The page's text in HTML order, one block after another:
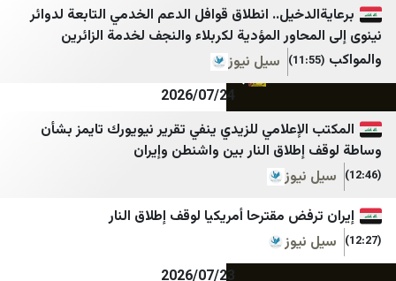
مرکز اسناد انقلاب اسلامی
مسیح علی‌نژاد
جنگ پژوهی
إختيار
مكان
انطلاق قوافل الدعم الخدمي التابعة لدوائر
المؤدية لكربلاء والنجف لخدمة الزائرين
سيل نيوز
للزيدي ينفي تقرير نيويورك تايمز بشأن
النار بين واشنطن وإيران
مقترحا أمريكيا لوقف إطلاق النار